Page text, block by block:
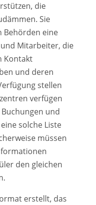
die
Sie
Behörden eine
Mitarbeiter, die
Kontakt
und deren
stellen
verfügen
und
solche Liste
müssen
den gleichen
erstellt, das